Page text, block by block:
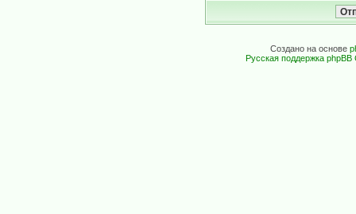
Создано на основе
Русская поддержка phpBB